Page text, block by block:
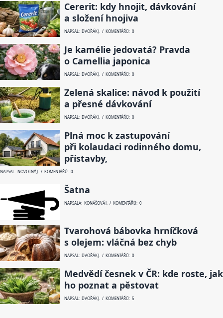
Cererit: kdy hnojit, dávkování
a složení hnojiva
NAPSAL: DVOŘÁK J. / KOMENTÁŘŮ: 0
Je kamélie jedovatá? Pravda
o Camellia japonica
NAPSAL: DVOŘÁK J. / KOMENTÁŘŮ: 0
Zelená skalice: návod k použití
a přesné dávkování
NAPSAL: DVOŘÁK J. / KOMENTÁŘŮ: 0
Plná moc k zastupování
při kolaudaci rodinného domu,
přístavby,
NAPSAL: NOVOTNÝ J. / KOMENTÁŘŮ: 0
Šatna
NAPSALA: KONÁŠOVÁ J. / KOMENTÁŘŮ: 0
Tvarohová bábovka hrníčková
s olejem: vláčná bez chyb
NAPSAL: DVOŘÁK J. / KOMENTÁŘŮ: 0
Medvědí česnek v ČR: kde roste, jak
ho poznat a pěstovat
NAPSAL: DVOŘÁK J. / KOMENTÁŘŮ: 5